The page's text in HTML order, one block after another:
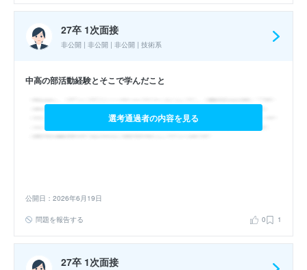
27卒 1次面接
非公開 | 非公開 | 非公開 | 技術系
中高の部活動経験とそこで学んだこと
選考通過者の内容を見る
公開日：2026年6月19日
問題を報告する 0 1
27卒 1次面接